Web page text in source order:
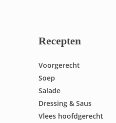
Recepten
Voorgerecht
Soep
Salade
Dressing & Saus
Vlees hoofdgerecht